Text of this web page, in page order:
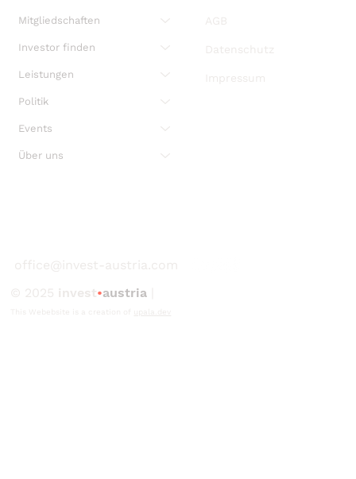
Mitgliedschaften
Investor finden
Leistungen
Politik
Events
Über uns
AGB
Datenschutz
Impressum
office@invest-austria.com
© 2025 invest•austria
This Webebsite is a creation of upala.dev